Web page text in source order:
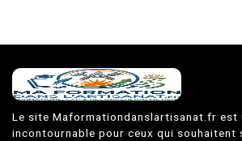
Le site Maformationdanslartisanat.fr est
incontournable pour ceux qui souhaitent